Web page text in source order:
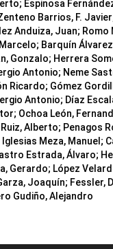
Espinosa
Barrios, F.
Anduiza, Juan;
Barquín
Gonzalo; Herrera
Antonio; Neme
Ricardo; Gómez
Antonio; Díaz
Ochoa León,
Alberto; Penagos
Meza, Manuel;
Estrada, Álvaro;
Gerardo; López
Joaquín; Fessler,
Gudiño, Alejandro